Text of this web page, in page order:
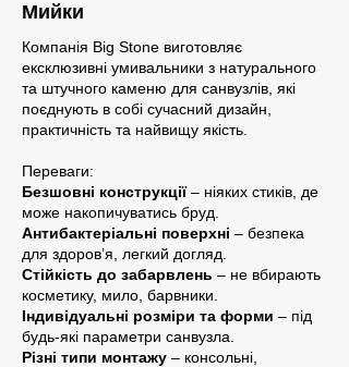
Мийки
Компанія Big Stone виготовляє
ексклюзивні умивальники з натурального
та штучного каменю для санвузлів, які
поєднують в собі сучасний дизайн,
практичність та найвищу якість.
Переваги:
Безшовні конструкції– ніяких стиків, де
може накопичуватись бруд.
Антибактеріальні поверхні – безпека
для здоров’я, легкий догляд.
Стійкість до забарвлень – не вбирають
косметику, мило, барвники.
Індивідуальні розміри та форми – під
будь-які параметри санвузла.
Різні типи монтажу – консольні,